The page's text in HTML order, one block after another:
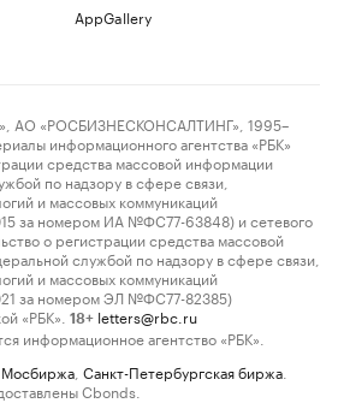
AppGallery
АО «РОСБИЗНЕСКОНСАЛТИНГ», 1995–
информационного агентства «РБК»
средства массовой информации
по надзору в сфере связи,
и массовых коммуникаций
за номером ИА №ФС77-63848) и сетевого
о регистрации средства массовой
службой по надзору в сфере связи,
и массовых коммуникаций
за номером ЭЛ №ФС77-82385)
«РБК».
18+ letters@rbc.ru
информационное агентство «РБК».
Мосбиржа Санкт-Петербургская биржа
Cbonds.